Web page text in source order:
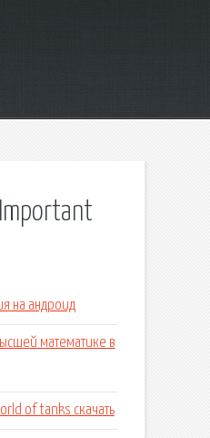
на андроид
математике в
of tanks скачать